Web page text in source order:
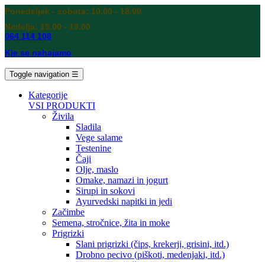
Ponedeljek - sobota: 10.00 - 18.00
Nedelja: 15.00 - 19.00
064 114 108
Kje se nahajamo
Toggle navigation ☰
Kategorije
VSI PRODUKTI
Živila
Sladila
Vege salame
Testenine
Čaji
Olje, maslo
Omake, namazi in jogurt
Sirupi in sokovi
Ayurvedski napitki in jedi
Začimbe
Semena, stročnice, žita in moke
Prigrizki
Slani prigrizki (čips, krekerji, grisini, itd.)
Drobno pecivo (piškoti, medenjaki, itd.)